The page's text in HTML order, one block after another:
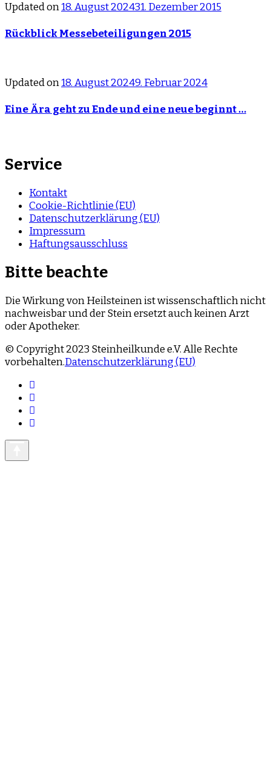
Updated on18. August 202431. Dezember 2015
Rückblick Messebeteiligungen 2015
Updated on18. August 20249. Februar 2024
Eine Ära geht zu Ende und eine neue beginnt …
Service
Kontakt
Cookie-Richtlinie (EU)
Datenschutzerklärung (EU)
Impressum
Haftungsausschluss
Bitte beachte
Die Wirkung von Heilsteinen ist wissenschaftlich nicht
nachweisbar und der Stein ersetzt auch keinen Arzt
oder Apotheker.
© Copyright 2023 Steinheilkunde e.V. Alle Rechte
vorbehalten.Datenschutzerklärung (EU)